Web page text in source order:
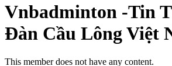
Vnbadminton -Tin
Đàn Cầu Lông Việt
This member does not have any content.